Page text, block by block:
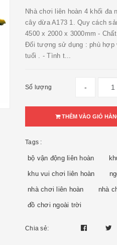
Nhà chơi liên hoàn 4 khối đa
cây dừa A173 1. Quy cách
4500 x 2000 x 3000mm -
Đối tượng sử dụng : phù hợp
tuổi . - Tình t...
Số lượng -
THÊM VÀO GIỎ
Tags :
bộ vận động liên hoàn
khu vui chơi liên hoàn
nhà chơi liên hoàn nhà
đồ chơi ngoài trời
Chia sẻ: